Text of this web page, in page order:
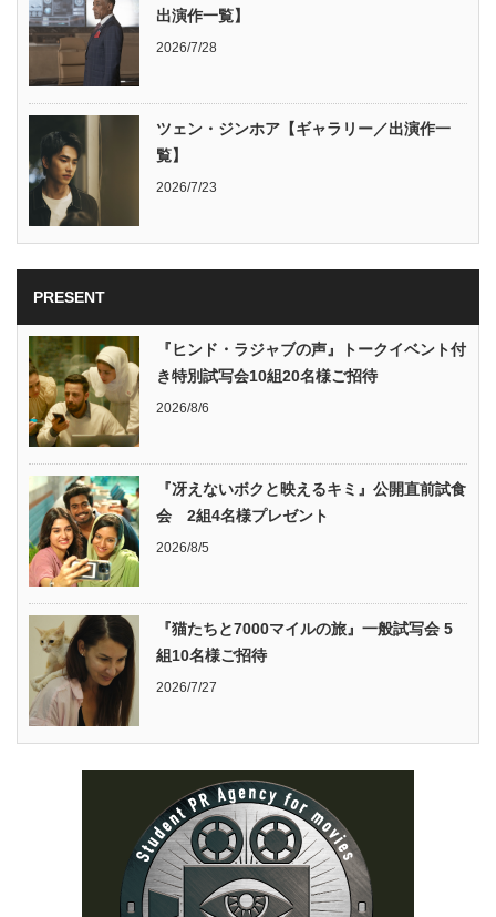
出演作一覧】
2026/7/28
ツェン・ジンホア【ギャラリー／出演作一
覧】
2026/7/23
PRESENT
『ヒンド・ラジャブの声』トークイベント付
き特別試写会10組20名様ご招待
2026/8/6
『冴えないボクと映えるキミ』公開直前試食
会 2組4名様プレゼント
2026/8/5
『猫たちと7000マイルの旅』一般試写会 5
組10名様ご招待
2026/7/27